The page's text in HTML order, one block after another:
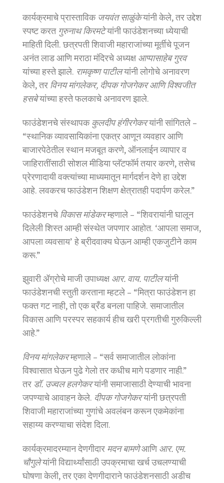
कार्यक्रमाचे प्रास्ताविक जयवंत साळुंकेयांनी केले, तर उद्देश
स्पष्ट करत गुरुनाथ किरमटेयांनी फाउंडेशनच्या ध्येयाची
माहिती दिली. छत्रपती शिवाजी महाराजांच्या मूर्तीचे पूजन
अनंत लाड आणि मराठा मंदिरचे अध्यक्ष आप्पासाहेब गुरव
यांच्या हस्ते झाले. रामकृष्ण पाटीलयांनी लोगोचे अनावरण
केले, तर विनय मांगलेकर, दीपक गोजगेकर आणि विश्वजीत
हसबेयांच्या हस्ते फलकाचे अनावरण झाले.
फाउंडेशनचे संस्थापक कुलदीप हंगीरगेकरयांनी सांगितले –
“स्थानिक व्यावसायिकांना एकत्र आणून व्यवहार आणि
बाजारपेठेतील स्थान मजबूत करणे, ऑनलाईन व्यापार व
जाहिरातींसाठी सोशल मीडिया प्लॅटफॉर्म तयार करणे, तसेच
प्रेरणादायी वक्त्यांच्या माध्यमातून मार्गदर्शन देणे हा उद्देश
आहे. लवकरच फाउंडेशन शिक्षण क्षेत्रातही पदार्पण करेल.”
फाउंडेशनचेविकास मांडेकरम्हणाले – “शिवरायांनी घालून
दिलेली शिस्त आम्ही संस्थेत जपणार आहोत. ‘आपला समाज,
आपला व्यवसाय’ हे ब्रीदवाक्य घेऊन आम्ही एकजुटीने काम
करू.”
झुवारी ॲग्रोचे माजी उपाध्यक्ष आर. वाय. पाटीलयांनी
फाउंडेशनची स्तुती करताना म्हटले – “मित्रा फाउंडेशन हा
फक्त गट नाही, तो एक ब्रँड बनला पाहिजे. समाजातील
विकास आणि परस्पर सहकार्य हीच खरी प्रगतीची गुरुकिल्ली
आहे.”
विनय मांगलेकरम्हणाले – “सर्व समाजातील लोकांना
विश्वासात घेऊन पुढे गेलो तर कधीच मागे पडणार नाही.”
तर डॉ. उज्वल हलगेकरयांनी समाजासाठी देण्याची भावना
जपण्याचे आवाहन केले. दीपक गोजगेकरयांनी छत्रपती
शिवाजी महाराजांच्या गुणांचे अवलंबन करून एकमेकांना
सहाय्य करण्याचा संदेश दिला.
कार्यक्रमादरम्यान देणगीदार मदन बामणेआणि आर. एम.
चौगुलेयांनी विद्यार्थ्यांसाठी उपक्रमाचा खर्च उचलण्याची
घोषणा केली, तर एका देणगीदाराने फाउंडेशनसाठी अडीच